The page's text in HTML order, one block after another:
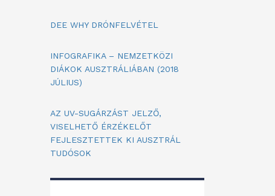
DEE WHY DRÓNFELVÉTEL
INFOGRAFIKA – NEMZETKÖZI
DIÁKOK AUSZTRÁLIÁBAN (2018
JÚLIUS)
AZ UV-SUGÁRZÁST JELZŐ,
VISELHETŐ ÉRZÉKELŐT
FEJLESZTETTEK KI AUSZTRÁL
TUDÓSOK